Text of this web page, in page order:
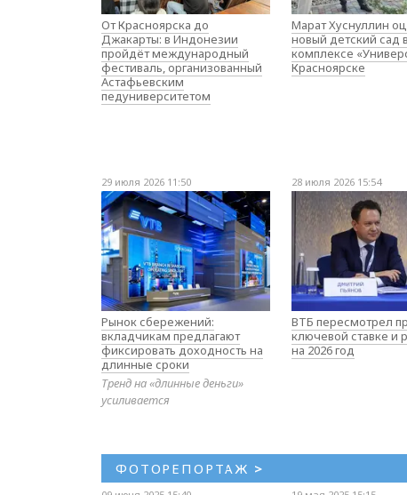
От Красноярска до
Джакарты: в Индонезии
пройдёт международный
фестиваль, организованный
Астафьевским
педуниверситетом
Марат Хуснуллин
новый детский сад
комплексе
Красноярске
29 июля 2026 11:50
Рынок сбережений:
вкладчикам предлагают
фиксировать доходность на
длинные сроки
Тренд на «длинные деньги»
усиливается
28 июля 2026 15:54
ВТБ пересмотрел
ключевой ставке и
на 2026 год
ФОТОРЕПОРТАЖ >